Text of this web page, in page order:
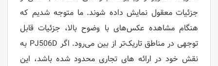
جزئیات معقول نمایش داده شوند. ما متوجه شدیم که
هنگام مشاهده عکس‌های با وضوح بالا، جزئیات قابل
توجهی در مناطق تاریک‌تر از بین می‌رود. اگر PJ506D به
نقش خود در ارائه های تجاری محدود شده باشد، این